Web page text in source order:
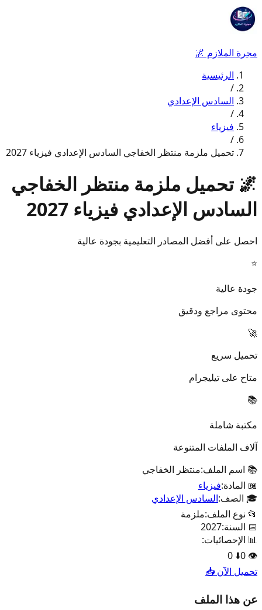
مجرة الملازم 🌌
الرئيسية
/
السادس الإعدادي
/
فيزياء
/
تحميل ملزمة منتظر الخفاجي السادس الإعدادي فيزياء 2027
🌌 تحميل ملزمة منتظر الخفاجي
السادس الإعدادي فيزياء 2027
احصل على أفضل المصادر التعليمية بجودة عالية
⭐
جودة عالية
محتوى مراجع ودقيق
🚀
تحميل سريع
متاح على تيليجرام
📚
مكتبة شاملة
آلاف الملفات المتنوعة
📚 اسم الملف:منتظر الخفاجي
📖 المادة:فيزياء
🎓 الصف:السادس الإعدادي
📂 نوع الملف:ملزمة
📅 السنة:2027
📊 الإحصائيات:
👁️
0
⬇️
0
تحميل الآن 📥
عن هذا الملف